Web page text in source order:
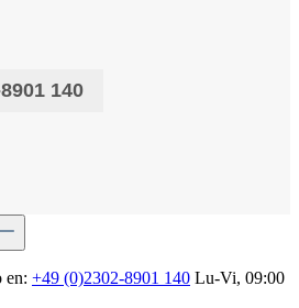
140
en: +49 (0)2302-8901 140 Lu-Vi, 09:00